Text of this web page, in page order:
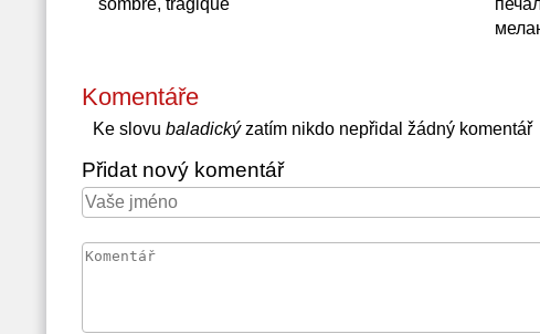
sombre, tragique
Komentáře
Ke slovu baladickýzatím nikdo nepřidal žádný komentář
Přidat nový komentář